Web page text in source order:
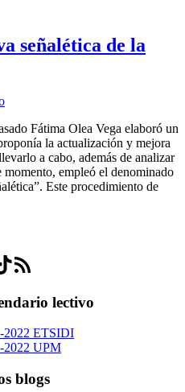
señalética de la
Fátima Olea Vega elaboró un
la actualización y mejora
a cabo, además de analizar
momento, empleó el denominado
Este procedimiento de
Feed RSS
lectivo
2022 ETSIDI
2022 UPM
blogs